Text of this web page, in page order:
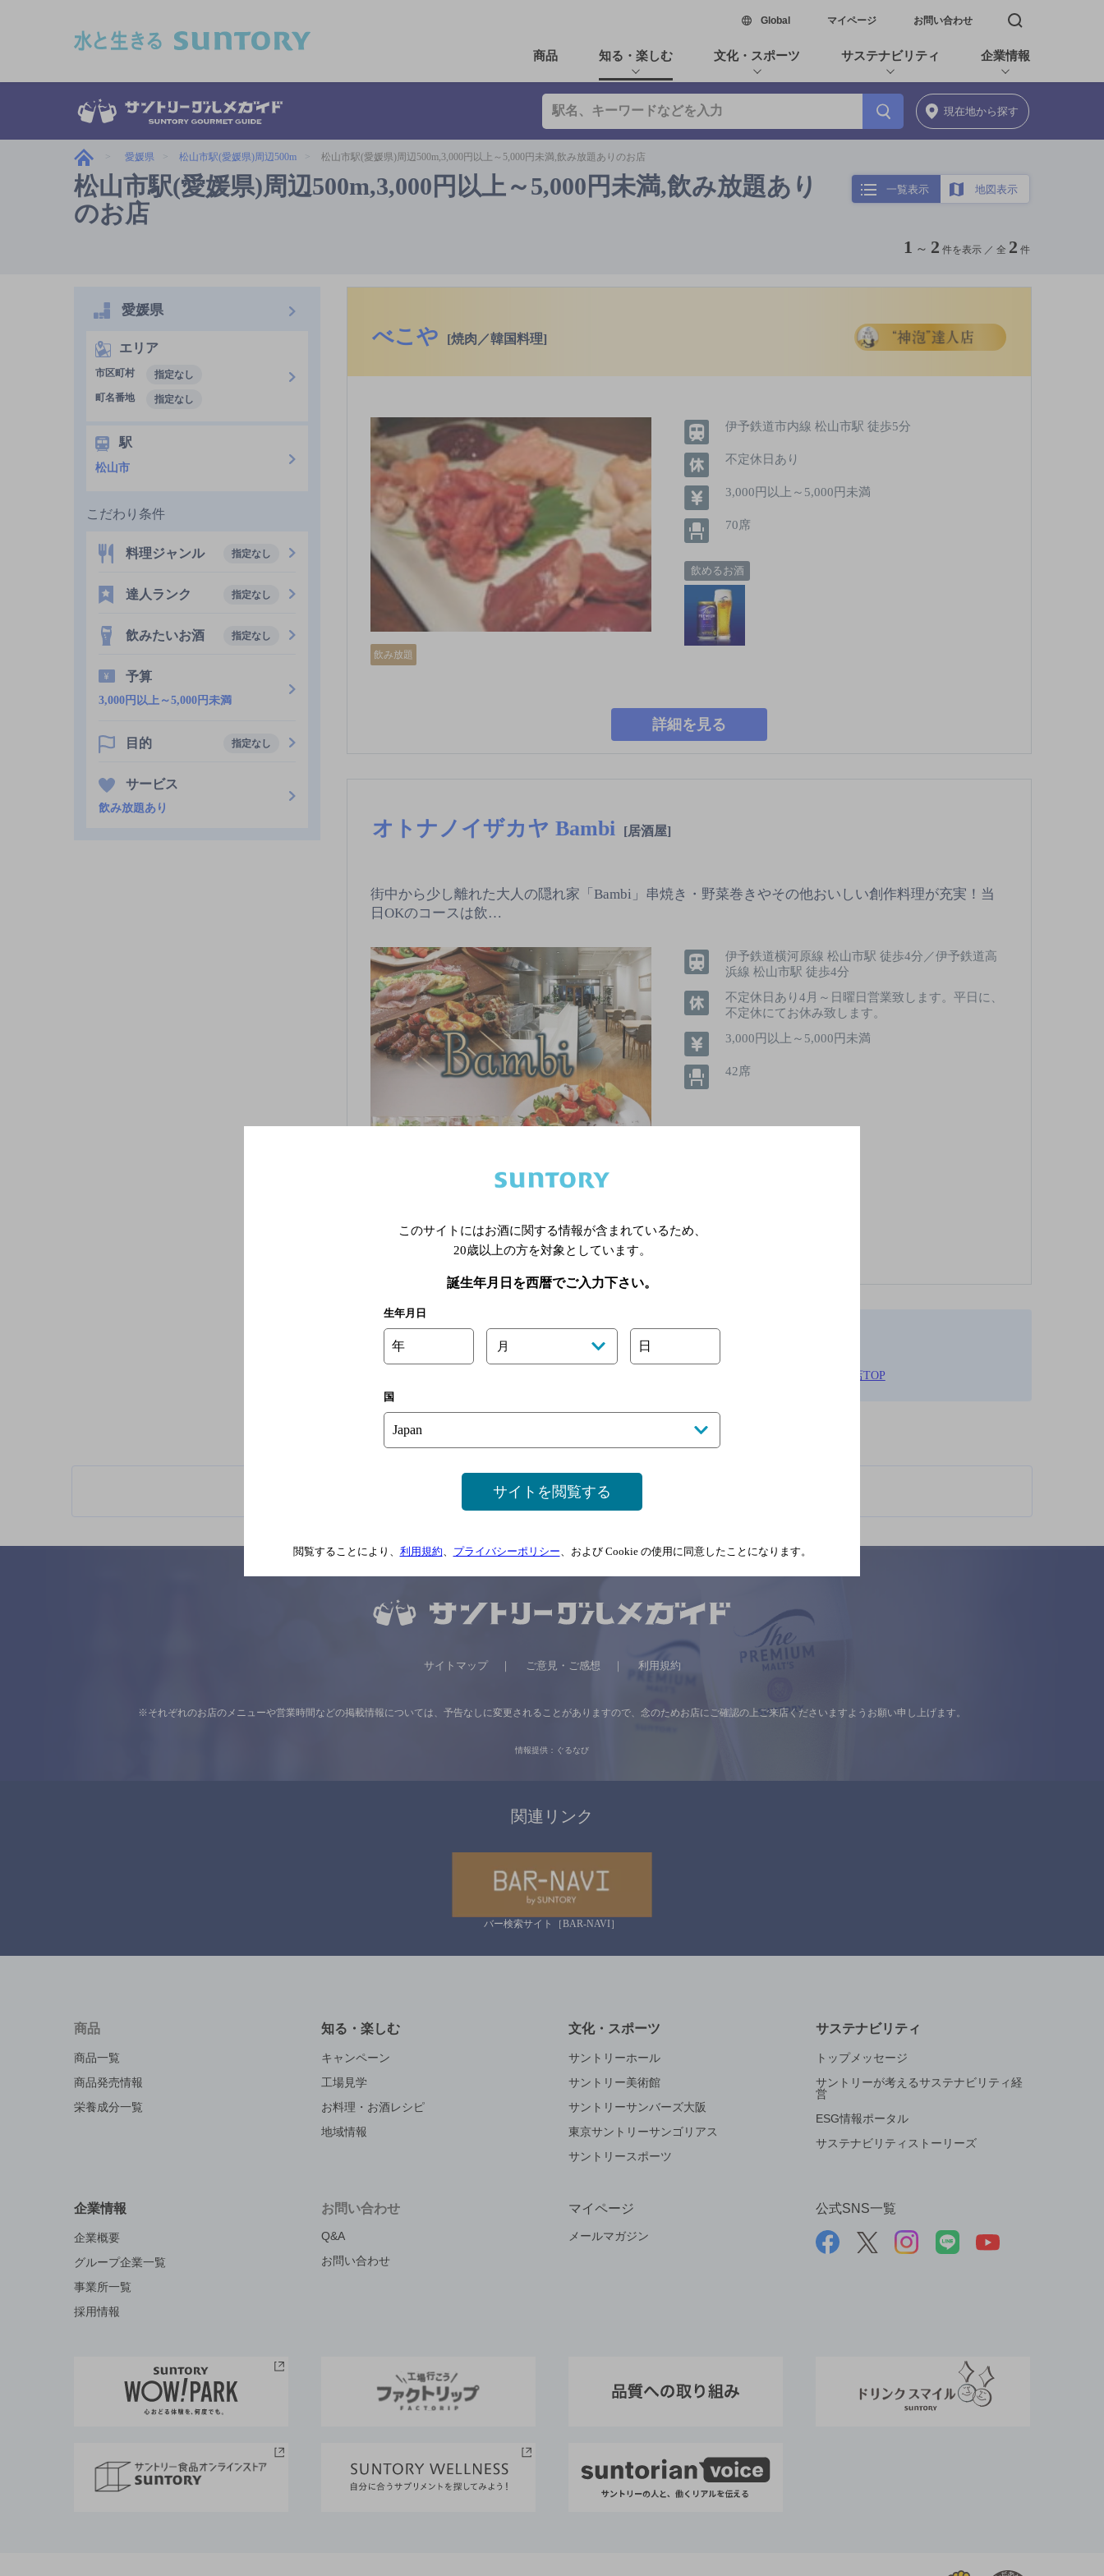
Global新しいウィンドウで開く
マイページ お問い合わせ 検索窓を開く
商品 知る・楽しむ 文化・スポーツ サステナビリティ 企業情報
現在地から探す
愛媛県 松山市駅(愛媛県)周辺500m 松山市駅(愛媛県)周辺500m,3,000円以上～5,000円未満,飲み放題ありのお店
松山市駅(愛媛県)周辺500m,3,000円以上～5,000円未満,飲み放題あり
のお店
一覧表示 地図表示
1 ～ 2 件を表示 ／ 全 2 件
べこや [焼肉／韓国料理]
飲み放題
伊予鉄道市内線 松山市駅 徒歩5分
不定休日あり
3,000円以上～5,000円未満
70席
飲めるお酒
詳細を見る
オトナノイザカヤ Bambi [居酒屋]
街中から少し離れた大人の隠れ家「Bambi」串焼き・野菜巻きやその他おいしい創作料理が充実！当
日OKのコースは飲…
伊予鉄道横河原線 松山市駅 徒歩4分／伊予鉄道高
浜線 松山市駅 徒歩4分
不定休日あり4月～日曜日営業致します。平日に、
不定休にてお休み致します。
3,000円以上～5,000円未満
42席
松山市駅(愛媛県)周辺500m,3,000円以上～5,000円未満,飲み放題ありのお店TOP
※店舗によりハイボール取り扱い銘柄が異なります。
愛媛県
エリア
市区町村
指定なし
町名番地
指定なし
駅
松山市
こだわり条件
料理ジャンル 指定なし
達人ランク 指定なし
飲みたいお酒 指定なし
予算
3,000円以上～5,000円未満
目的 指定なし
サービス
飲み放題あり
関連ページ
サイトマップ ご意見・ご感想 利用規約
※それぞれのお店のメニューや営業時間などの掲載情報については、 予告なしに変更されることがありますので、 念のためお店にご確認の上ご来店くださいますようお願い申し上げます。
情報提供：ぐるなび
関連リンク
バー検索サイト［BAR-NAVI］
商品
商品一覧
商品発売情報
栄養成分一覧
知る・楽しむ
キャンペーン
工場見学
お料理・お酒レシピ
地域情報
文化・スポーツ
サントリーホール
サントリー美術館
サントリーサンバーズ大阪
東京サントリーサンゴリアス
サントリースポーツ
サステナビリティ
トップメッセージ
サントリーが考えるサステナビリティ経
営
ESG情報ポータル
サステナビリティストーリーズ
企業情報
企業概要
グループ企業一覧
事業所一覧
採用情報
お問い合わせ
Q&A
お問い合わせ
マイページ
メールマガジン
公式SNS一覧
このサイトにはお酒に関する情報が含まれているため、
20歳以上の方を対象としています。
誕生年月日を西暦でご入力下さい。
生年月日
年 月 日
国
サイトを閲覧する
閲覧することにより、 利用規約 プライバシーポリシー 、および Cookie の使用に同意したことになります。